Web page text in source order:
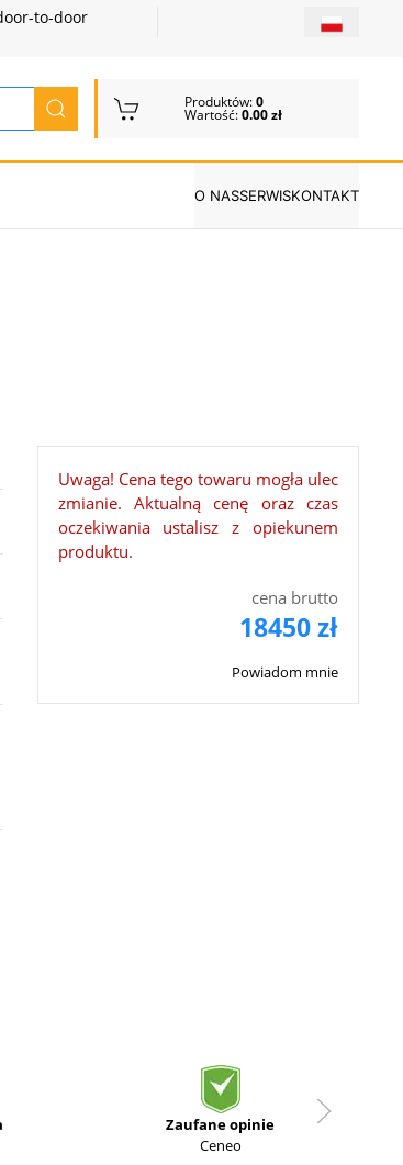
to-door
Produktów:0
Wartość:0.00 zł
O NASSERWISKONTAKT
Uwaga! Cena tego towaru mogła ulec
zmianie. Aktualną cenę oraz czas
oczekiwania ustalisz z opiekunem
produktu.
cena brutto
18450 zł
Powiadom mnie
Zaufane opinie
Ceneo